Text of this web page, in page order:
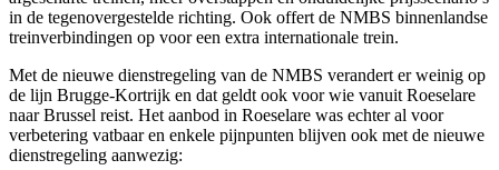
in de tegenovergestelde richting. Ook offert de NMBS binnenlandse
treinverbindingen op voor een extra internationale trein.
Met de nieuwe dienstregeling van de NMBS verandert er weinig op
de lijn Brugge-Kortrijk en dat geldt ook voor wie vanuit Roeselare
naar Brussel reist. Het aanbod in Roeselare was echter al voor
verbetering vatbaar en enkele pijnpunten blijven ook met de nieuwe
dienstregeling aanwezig: